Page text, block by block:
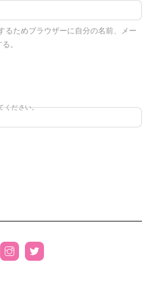
るためブラウザーに自分の名前、メー
。
ください。